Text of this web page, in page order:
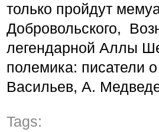
только пройдут
Добровольского,
легендарной Аллы
полемика: писатели
Васильев, А.
Tags: